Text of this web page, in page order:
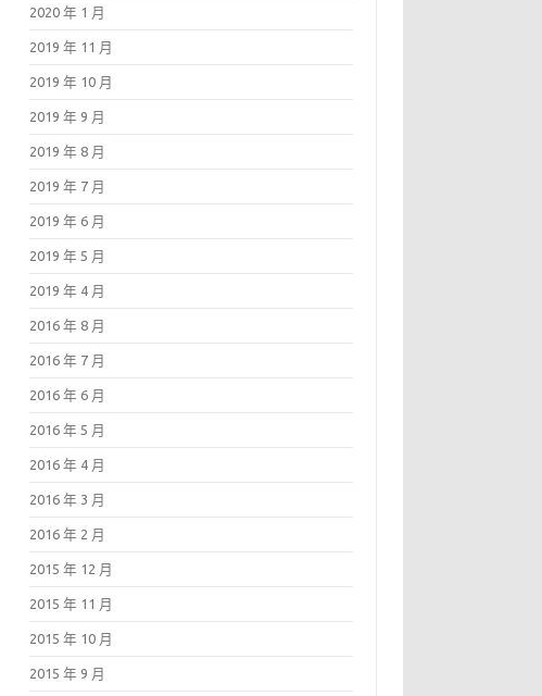
2020 年 1 月
2019 年 11 月
2019 年 10 月
2019 年 9 月
2019 年 8 月
2019 年 7 月
2019 年 6 月
2019 年 5 月
2019 年 4 月
2016 年 8 月
2016 年 7 月
2016 年 6 月
2016 年 5 月
2016 年 4 月
2016 年 3 月
2016 年 2 月
2015 年 12 月
2015 年 11 月
2015 年 10 月
2015 年 9 月